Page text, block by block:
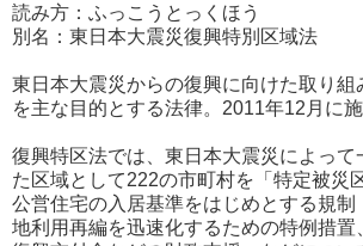
読み方：ふっこうとっくほう
別名：東日本大震災復興特別区域法
東日本大震災からの復興に向けた取り組
を主な目的とする法律。2011年12月に施
復興特区法では、東日本大震災によって
た区域として222の市町村を「特定被災
公営住宅の入居基準をはじめとする規制
地利用再編を迅速化するための特例措置